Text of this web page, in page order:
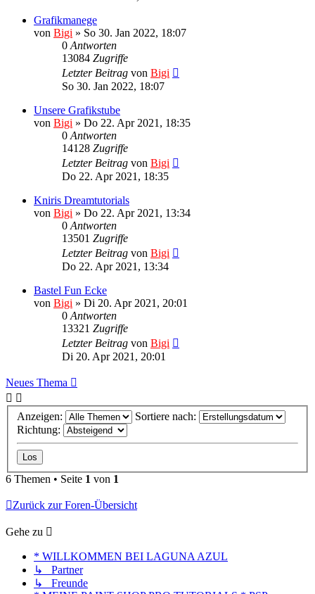
Grafikmanege
von Bigi » So 30. Jan 2022, 18:07
0 Antworten
13084 Zugriffe
Letzter Beitrag von Bigi
So 30. Jan 2022, 18:07
Unsere Grafikstube
von Bigi » Do 22. Apr 2021, 18:35
0 Antworten
14128 Zugriffe
Letzter Beitrag von Bigi
Do 22. Apr 2021, 18:35
Kniris Dreamtutorials
von Bigi » Do 22. Apr 2021, 13:34
0 Antworten
13501 Zugriffe
Letzter Beitrag von Bigi
Do 22. Apr 2021, 13:34
Bastel Fun Ecke
von Bigi » Di 20. Apr 2021, 20:01
0 Antworten
13321 Zugriffe
Letzter Beitrag von Bigi
Di 20. Apr 2021, 20:01
Neues Thema
Anzeigen:
Sortiere nach:
Richtung:
6 Themen • Seite 1 von 1
Zurück zur Foren-Übersicht
Gehe zu
* WILLKOMMEN BEI LAGUNA AZUL
↳ Partner
↳ Freunde